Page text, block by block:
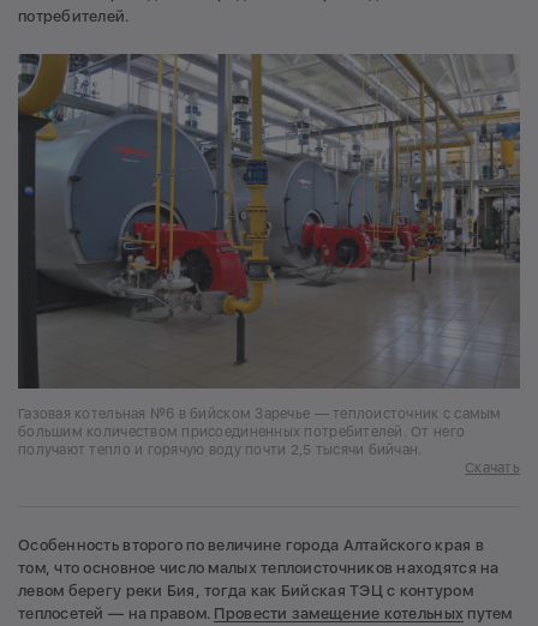
потребителей.
Газовая котельная №6 в бийском Заречье — теплоисточник с самым
большим количеством присоединенных потребителей. От него
получают тепло и горячую воду почти 2,5 тысячи бийчан.
Скачать
Особенность второго по величине города Алтайского края в
том, что основное число малых теплоисточников находятся на
левом берегу реки Бия, тогда как Бийская ТЭЦ с контуром
теплосетей — на правом. Провести замещение котельных путем